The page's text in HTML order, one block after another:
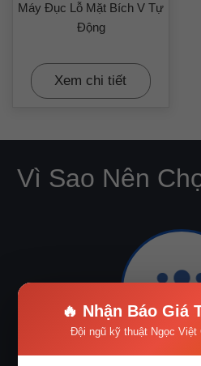
Máy Đục Lỗ Mặt Bích V Tự
Động
Xem chi tiết
Vì Sao Nên
🔥 Nhận Báo Giá
Đội ngũ kỹ thuật Ngọc Việt